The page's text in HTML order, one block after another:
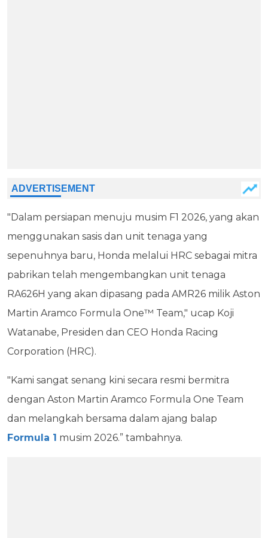
"Dalam persiapan menuju musim F1 2026, yang akan
menggunakan sasis dan unit tenaga yang
sepenuhnya baru, Honda melalui HRC sebagai mitra
pabrikan telah mengembangkan unit tenaga
RA626H yang akan dipasang pada AMR26 milik Aston
Martin Aramco Formula One™ Team," ucap Koji
Watanabe, Presiden dan CEO Honda Racing
Corporation (HRC).
"Kami sangat senang kini secara resmi bermitra
dengan Aston Martin Aramco Formula One Team
dan melangkah bersama dalam ajang balap
Formula 1 musim 2026.” tambahnya.